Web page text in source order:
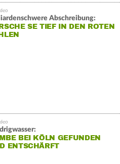
Abschreibung:
SE TIEF IN DEN ROTEN
BEI KÖLN GEFUNDEN
ENTSCHÄRFT